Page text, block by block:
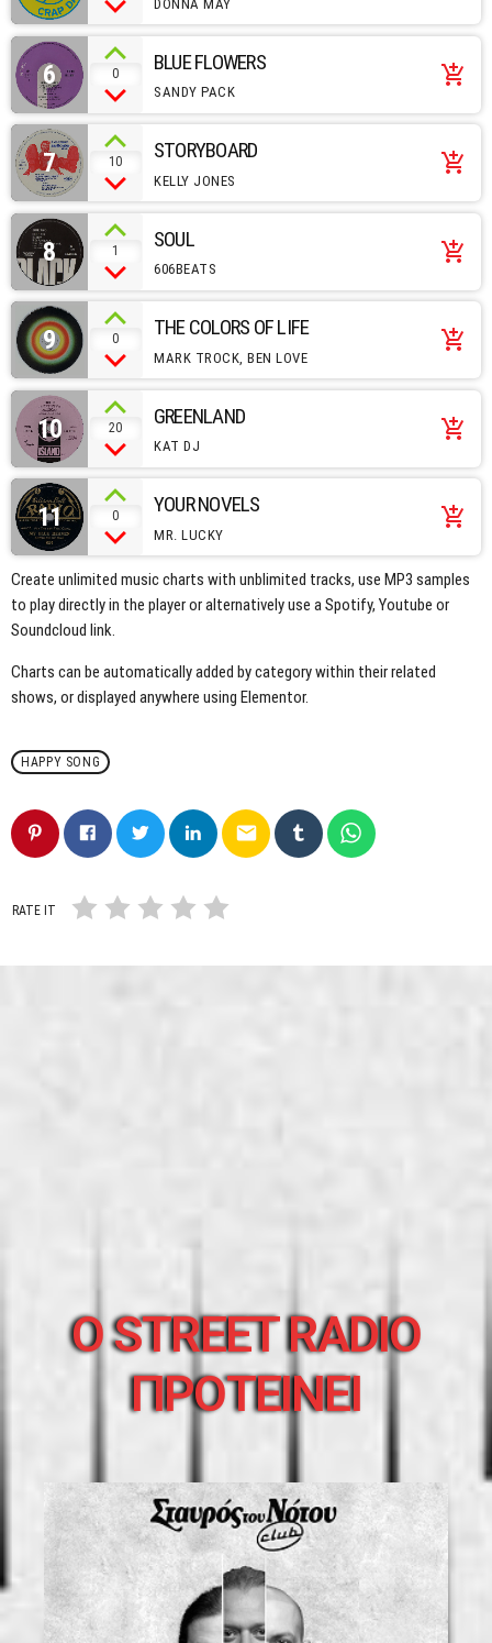
DONNA MAY
6 0 BLUE FLOWERS
SANDY PACK
add_shopping_cart
7 10 STORYBOARD
KELLY JONES
add_shopping_cart
8 1 SOUL
606BEATS
add_shopping_cart
9 0 THE COLORS OF LIFE
MARK TROCK, BEN LOVE
add_shopping_cart
10 20 GREENLAND
KAT DJ
add_shopping_cart
11 0 YOUR NOVELS
MR. LUCKY
add_shopping_cart
Create unlimited music charts with unblimited tracks, use MP3 samples
to play directly in the player or alternatively use a Spotify, Youtube or
Soundcloud link.
Charts can be automatically added by category within their related
shows, or displayed anywhere using Elementor.
HAPPY SONG
email
RATE IT
O STREET RADIO
ΠΡΟΤΕΙΝΕΙ